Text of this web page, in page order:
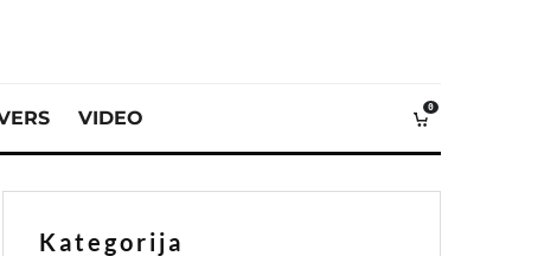
VIDEO 0
Kategorija